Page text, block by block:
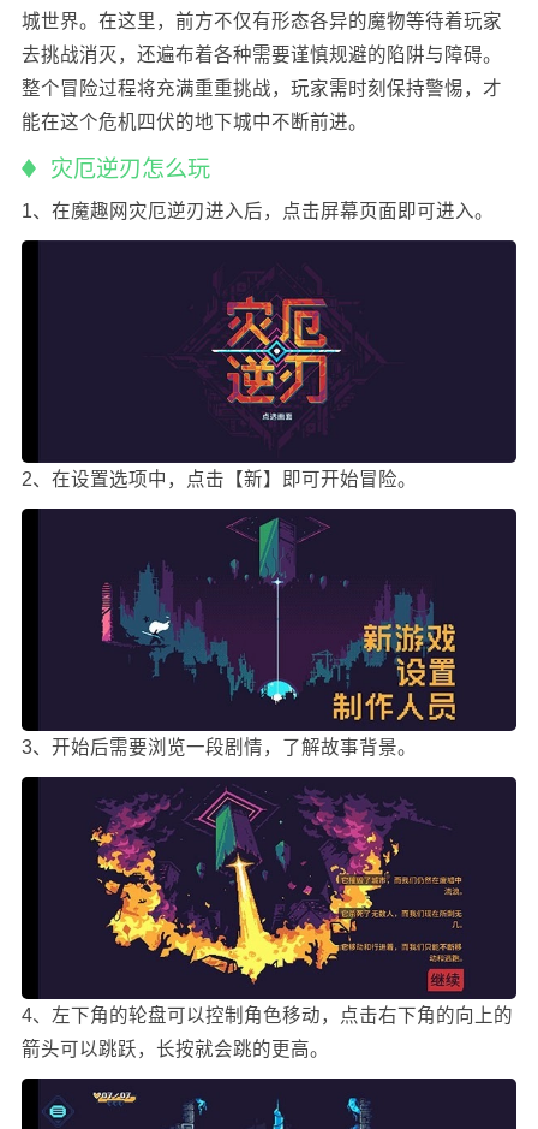
城世界。在这里，前方不仅有形态各异的魔物等待着玩家
去挑战消灭，还遍布着各种需要谨慎规避的陷阱与障碍。
整个冒险过程将充满重重挑战，玩家需时刻保持警惕，才
能在这个危机四伏的地下城中不断前进。
灾厄逆刃怎么玩
1、在魔趣网灾厄逆刃进入后，点击屏幕页面即可进入。
2、在设置选项中，点击【新】即可开始冒险。
3、开始后需要浏览一段剧情，了解故事背景。
4、左下角的轮盘可以控制角色移动，点击右下角的向上的
箭头可以跳跃，长按就会跳的更高。